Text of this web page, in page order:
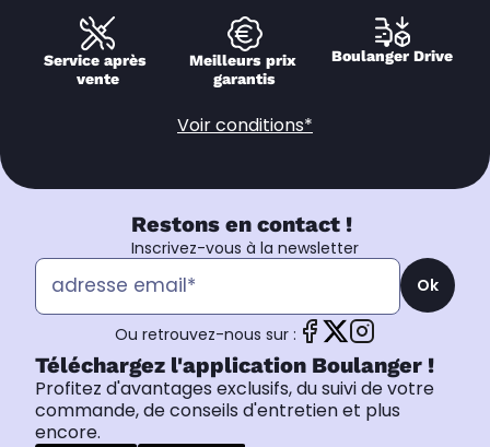
Service après
vente
Meilleurs prix
garantis
Boulanger Drive
Voir conditions*
Restons en contact !
Inscrivez-vous à la newsletter
Ok
Ou retrouvez-nous sur :
Téléchargez l'application Boulanger !
Profitez d'avantages exclusifs, du suivi de votre
commande, de conseils d'entretien et plus
encore.